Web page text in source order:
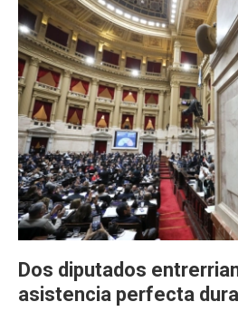
Dos diputados
asistencia perfecta